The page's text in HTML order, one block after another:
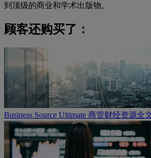
到顶级的商业和学术出版物。
顾客还购买了：
Business Source Ultimate 商管财经资源全